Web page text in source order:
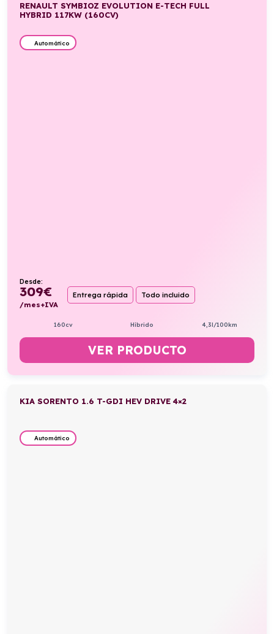
RENAULT SYMBIOZ EVOLUTION E-TECH FULL
HYBRID 117KW (160CV)
Automático
Desde:
309€
/mes+IVA
Entrega rápida Todo incluido
160cv Híbrido 4,3l/100km
VER PRODUCTO
KIA SORENTO 1.6 T-GDI HEV DRIVE 4×2
Automático